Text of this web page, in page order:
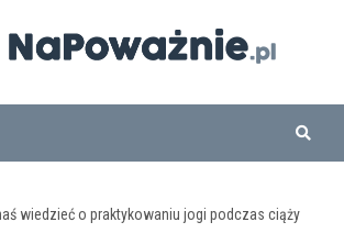
wiedzieć o praktykowaniu jogi podczas ciąży